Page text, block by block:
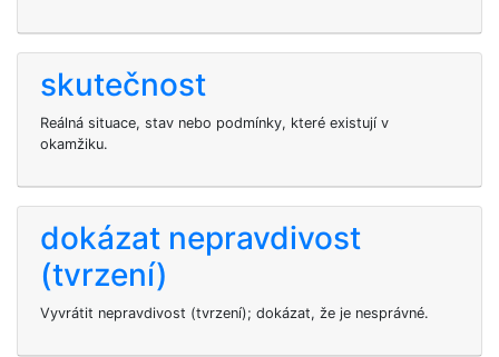
skutečnost
Reálná situace, stav nebo podmínky, které existují v
okamžiku.
dokázat nepravdivost
(tvrzení)
Vyvrátit nepravdivost (tvrzení); dokázat, že je nesprávné.